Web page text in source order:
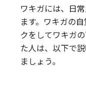
ワキガには、日
ます。ワキガの
クをしてワキガ
た人は、以下で
ましょう。